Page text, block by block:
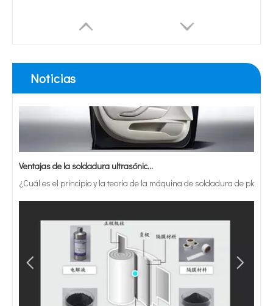
Noticias
Ventajas de la soldadura ultrasónica de paneles de puertas de automóviles
¿Cuál es el principio y la teoría de la máquina de soldadura de